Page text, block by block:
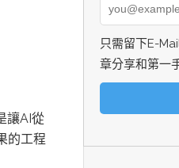
讓AI從
的工程
只需留下E-
章分享和第一